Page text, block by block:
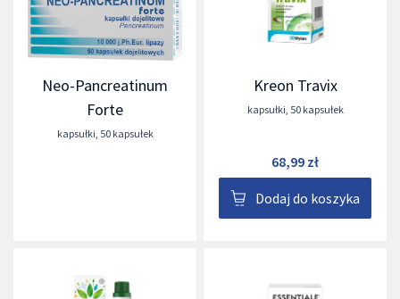
Neo-Pancreatinum
Forte
kapsułki 50 kapsułek
Kreon Travix
kapsułki 50 kapsułek
68,99 zł
Dodaj do koszyka